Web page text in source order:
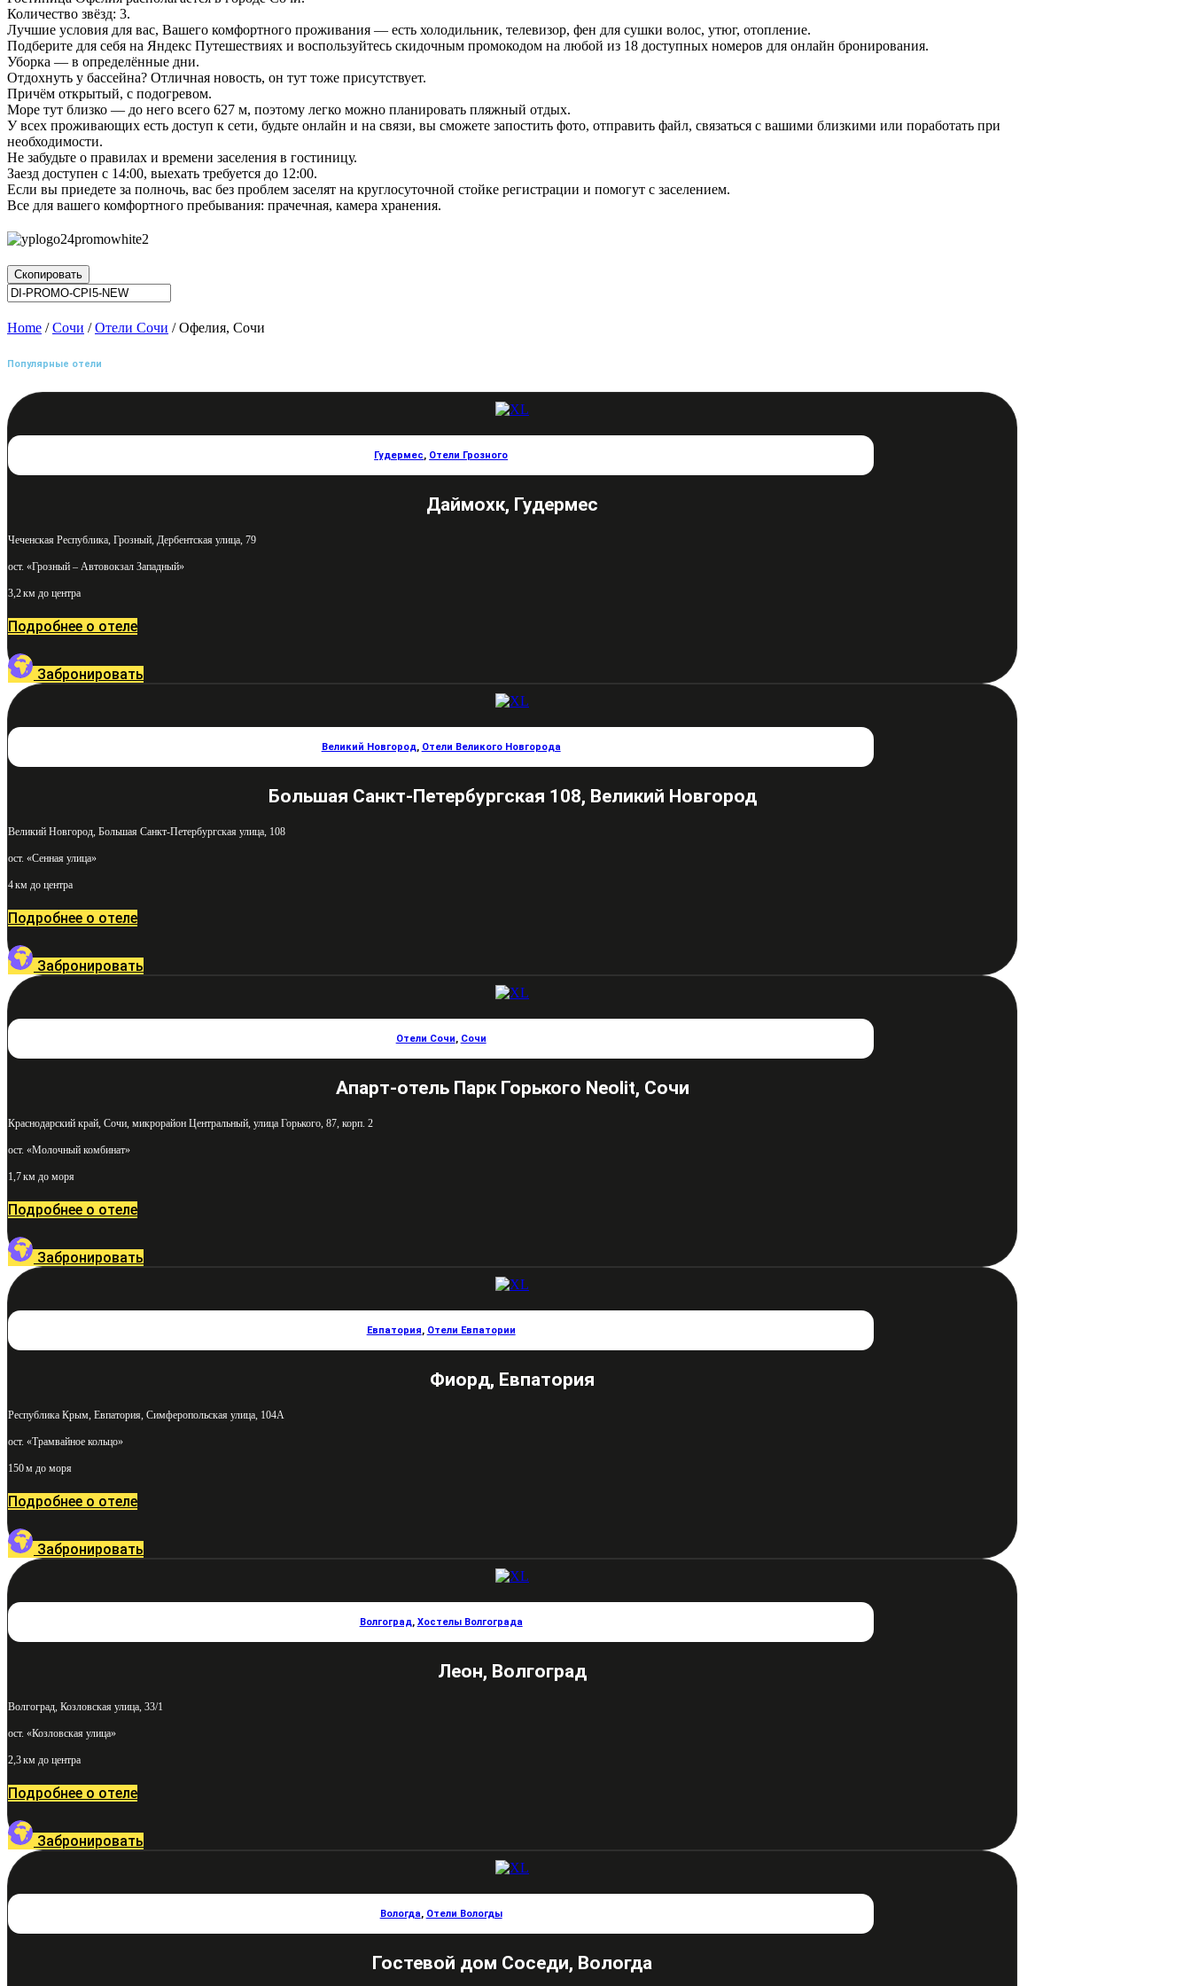
Количество звёзд: 3.
Лучшие условия для вас, Вашего комфортного проживания — есть холодильник, телевизор, фен для сушки волос, утюг, отопление.
Подберите для себя на Яндекс Путешествиях и воспользуйтесь скидочным промокодом на любой из 18 доступных номеров для онлайн бронирования.
Уборка — в определённые дни.
Отдохнуть у бассейна? Отличная новость, он тут тоже присутствует.
Причём открытый, с подогревом.
Море тут близко — до него всего 627 м, поэтому легко можно планировать пляжный отдых.
У всех проживающих есть доступ к сети, будьте онлайн и на связи, вы сможете запостить фото, отправить файл, связаться с вашими близкими или поработать при
необходимости.
Не забудьте о правилах и времени заселения в гостиницу.
Заезд доступен с 14:00, выехать требуется до 12:00.
Если вы приедете за полночь, вас без проблем заселят на круглосуточной стойке регистрации и помогут с заселением.
Все для вашего комфортного пребывания: прачечная, камера хранения.
Скопировать
Home /Сочи /Отели Сочи / Офелия, Сочи
Популярные отели
Гудермес, Отели Грозного
Даймохк, Гудермес
Чеченская Республика, Грозный, Дербентская улица, 79
ост. «Грозный – Автовокзал Западный»
3,2 км до центра
Подробнее о отеле
Забронировать
Великий Новгород, Отели Великого Новгорода
Большая Санкт-Петербургская 108, Великий Новгород
Великий Новгород, Большая Санкт-Петербургская улица, 108
ост. «Сенная улица»
4 км до центра
Подробнее о отеле
Забронировать
Отели Сочи, Сочи
Апарт-отель Парк Горького Neolit, Сочи
Краснодарский край, Сочи, микрорайон Центральный, улица Горького, 87, корп. 2
ост. «Молочный комбинат»
1,7 км до моря
Подробнее о отеле
Забронировать
Евпатория, Отели Евпатории
Фиорд, Евпатория
Республика Крым, Евпатория, Симферопольская улица, 104А
ост. «Трамвайное кольцо»
150 м до моря
Подробнее о отеле
Забронировать
Волгоград, Хостелы Волгограда
Леон, Волгоград
Волгоград, Козловская улица, 33/1
ост. «Козловская улица»
2,3 км до центра
Подробнее о отеле
Забронировать
Вологда, Отели Вологды
Гостевой дом Соседи, Вологда